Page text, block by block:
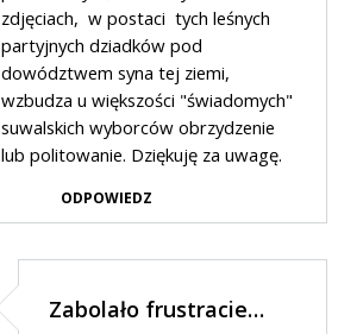
zdjęciach, w postaci tych leśnych
partyjnych dziadków pod
dowództwem syna tej ziemi,
wzbudza u większości "świadomych"
suwalskich wyborców obrzydzenie
lub politowanie. Dziękuję za uwagę.
ODPOWIEDZ
Zabolało frustracie…